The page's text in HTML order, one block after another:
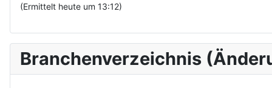
(Ermittelt heute um 13:12)
Branchenverzeichnis